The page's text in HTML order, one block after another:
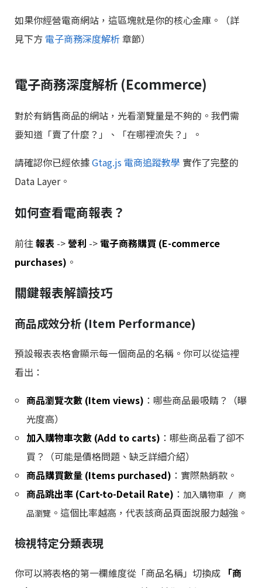
如果你經營電商網站，這區塊就是你的核心金庫。（詳
見下方 電子商務深度解析章節）
電子商務深度解析 (Ecommerce)
對於有銷售商品的網站，光看瀏覽量是不夠的。我們需
要知道「賣了什麼？」、「在哪裡流失？」。
請確認你已經依據Gtag.js 電商追蹤教學 實作了完整的
Data Layer。
如何查看電商報表？
前往 報表 -> 營利 -> 電子商務購買 (E-commerce
purchases) 。
關鍵報表解讀技巧
商品成效分析 (Item Performance)
預設報表表格會顯示每一個商品的名稱。你可以從這裡
看出：
商品瀏覽次數 (Item views) ：哪些商品最吸睛？（曝
光度高）
加入購物車次數 (Add to carts) ：哪些商品看了卻不
買？（可能是價格問題、缺乏詳細介紹）
商品購買數量 (Items purchased) ：實際熱銷款。
商品跳出率 (Cart-to-Detail Rate) ： 加入購物車 / 商
品瀏覽 。這個比率越高，代表該商品頁面說服力越強。
檢視特定分類表現
你可以將表格的第一欄維度從「商品名稱」切換成 「商